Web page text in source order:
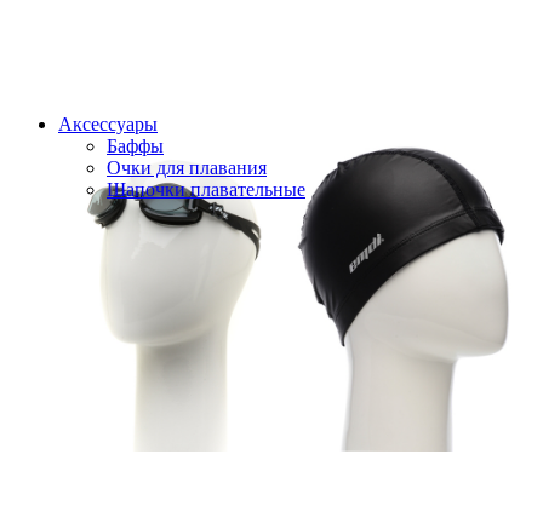
Аксессуары
Баффы
Очки для плавания
Шапочки плавательные